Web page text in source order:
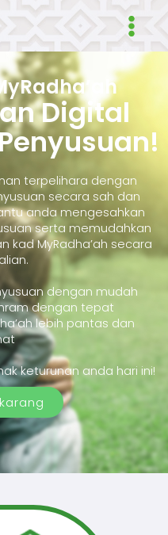
Main
Digital
terpelihara dengan
secara sah dan
anda mengesahkan
serta memudahkan
MyRadha’ah secara
dengan mudah
dengan tepat
lebih pantas dan
keturunan anda hari ini!